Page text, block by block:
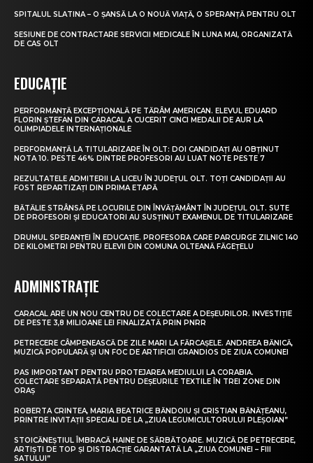
SPITALUL SLATINA – O ȘANSĂ LA O NOUĂ VIAȚĂ, O SPERANȚĂ PENTRU OLT
SESIUNE DE CONTRACTARE SERVICII MEDICALE ÎN LUNA MAI, ORGANIZATĂ
DE CAS OLT
EDUCAȚIE
PERFORMANȚĂ EXCEPȚIONALĂ PE TĂRÂM AMERICAN. ELEVUL EDUARD
FLORIN ȘTEFAN DIN CARACAL A CUCERIT CINCI MEDALII DE AUR LA
OLIMPIADELE INTERNAȚIONALE
PERFORMANȚĂ LA TITULARIZARE ÎN OLT: DOI CANDIDAȚI AU OBȚINUT
NOTA 10. PESTE 46% DINTRE PROFESORI AU LUAT NOTE PESTE 7
REZULTATELE ADMITERII LA LICEU ÎN JUDEȚUL OLT. TOȚI CANDIDAȚII AU
FOST REPARTIZAȚI DIN PRIMA ETAPĂ
BĂTĂLIE STRÂNSĂ PE LOCURILE DIN ÎNVĂȚĂMÂNT ÎN JUDEȚUL OLT. SUTE
DE PROFESORI ȘI EDUCATORI AU SUSȚINUT EXAMENUL DE TITULARIZARE
DRUMUL SPERANȚEI ÎN EDUCAȚIE. PROFESORA CARE PARCURGE ZILNIC 140
DE KILOMETRI PENTRU ELEVII DIN COMUNA OLTEANĂ FĂGEȚELU
ADMINISTRAȚIE
CARACAL ARE UN NOU CENTRU DE COLECTARE A DEȘEURILOR. INVESTIȚIE
DE PESTE 3,8 MILIOANE LEI FINALIZATĂ PRIN PNRR
PETRECERE CÂMPENEASCĂ DE ZILE MARI LA FĂRCAȘELE. ANDREEA BĂNICĂ,
MUZICĂ POPULARĂ ȘI UN FOC DE ARTIFICII GRANDIOS DE ZIUA COMUNEI
PAS IMPORTANT PENTRU PROTEJAREA MEDIULUI LA CORABIA.
COLECTARE SEPARATĂ PENTRU DEȘEURILE TEXTILE ÎN TREI ZONE DIN
ORAȘ
ROBERTA CRINTEA, MARIA BEATRICE BĂNDOIU ȘI CRISTIAN BĂNĂȚEANU,
PRINTRE INVITAȚII SPECIALI DE LA „ZIUA LEGUMICULTORULUI PLEȘOIAN”
STOICĂNEȘTIUL ÎMBRACĂ HAINE DE SĂRBĂTOARE. MUZICĂ DE PETRECERE,
ARTIȘTI DE TOP ȘI DISTRACȚIE GARANTATĂ LA „ZIUA COMUNEI – FIII
SATULUI”